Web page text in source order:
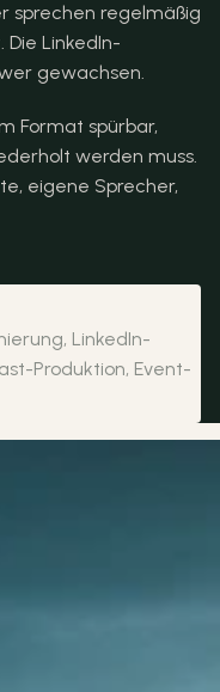
sprechen regelmäßig
LinkedIn-
gewachsen.
Format spürbar,
werden muss.
eigene Sprecher,
LinkedIn-
Produktion, Event-